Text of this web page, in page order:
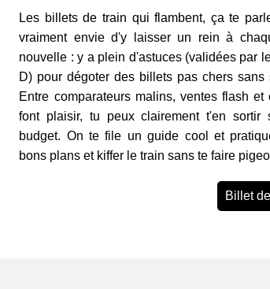
Les billets de train qui flambent, ça te
vraiment envie d'y laisser un rein à
nouvelle : y a plein d'astuces (validées par
D) pour dégoter des billets pas chers sans
Entre comparateurs malins, ventes flash et
font plaisir, tu peux clairement t'en sortir
budget. On te file un guide cool et
bons plans et kiffer le train sans te faire
Billet